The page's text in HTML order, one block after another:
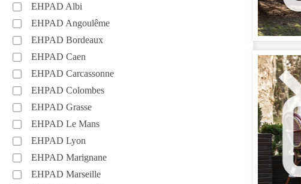
EHPAD Albi
EHPAD Angoulême
EHPAD Bordeaux
EHPAD Caen
EHPAD Carcassonne
EHPAD Colombes
EHPAD Grasse
EHPAD Le Mans
EHPAD Lyon
EHPAD Marignane
EHPAD Marseille